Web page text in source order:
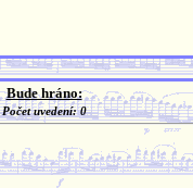
Bude hráno:
Počet uvedení: 0